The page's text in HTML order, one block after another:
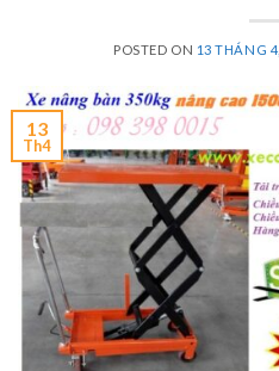
POSTED ON 13 THÁNG
13
Th4